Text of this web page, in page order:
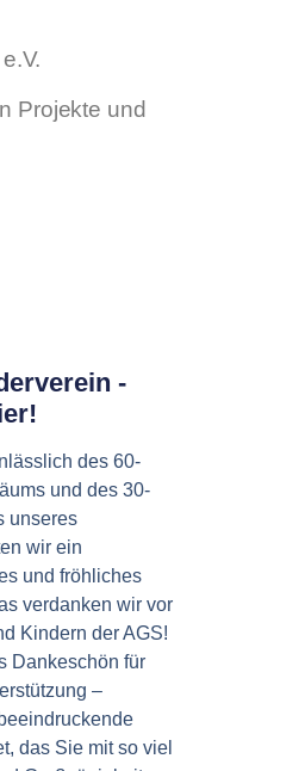
Projekte und
-
des 60-
und des 30-
unseres
wir ein
und fröhliches
verdanken wir vor
Kindern der AGS!
Dankeschön für
–
das Sie mit so viel